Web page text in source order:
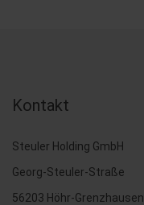
Kontakt
Steuler Holding GmbH
Georg-Steuler-Straße
56203 Höhr-Grenzhausen